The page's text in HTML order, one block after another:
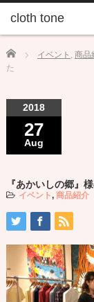
Home イベント , 商品
た
2018
27
Aug
『あかいしの郷』
イベント, 商品紹介